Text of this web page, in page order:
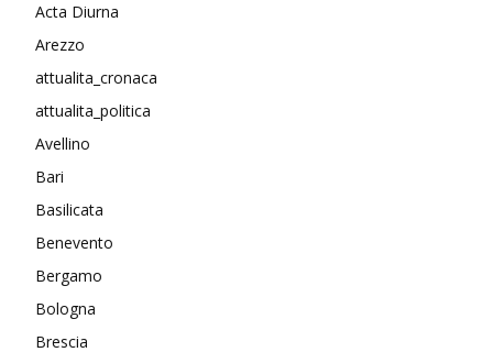
Acta Diurna
Arezzo
attualita_cronaca
attualita_politica
Avellino
Bari
Basilicata
Benevento
Bergamo
Bologna
Brescia